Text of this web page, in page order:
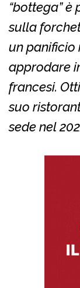
“bottega”
sulla
un panificio
approdare
francesi.
suo
sede nel